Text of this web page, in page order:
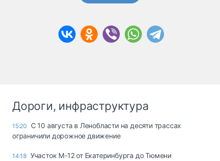
Дороги, инфраструктура
15:20
С 10 августа в Ленобласти на десяти трассах
ограничили дорожное движение
14:18 Участок М-12 от Екатеринбурга до Тюмени